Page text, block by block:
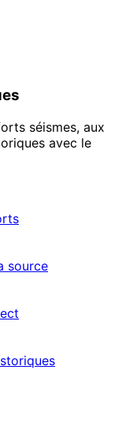
séismes, aux
avec le
source